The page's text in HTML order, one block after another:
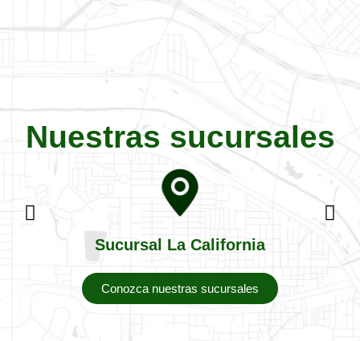
Nuestras sucursales
Sucursal La California
Conozca nuestras sucursales